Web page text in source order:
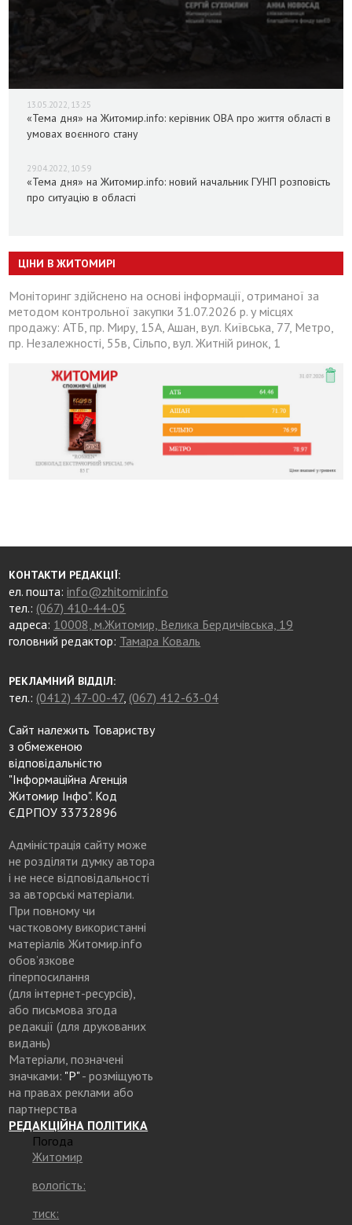
13.05.2022, 13:25
«Тема дня» на Житомир.info: керівник ОВА про життя області в
умовах воєнного стану
29.04.2022, 10:59
«Тема дня» на Житомир.info: новий начальник ГУНП розповість
про ситуацію в області
ЦІНИ В ЖИТОМИРІ
Моніторинг здійснено на основі інформації, отриманої за
методом контрольної закупки 31.07.2026 р. у місцях
продажу: АТБ, пр. Миру, 15А, Ашан, вул. Київська, 77, Метро,
пр. Незалежності, 55в, Сільпо, вул. Житній ринок, 1
КОНТАКТИ РЕДАКЦІЇ:
ел. пошта:info@zhitomir.info
тел.: (067) 410-44-05
адреса: 10008, м.Житомир, Велика Бердичівська, 19
головний редактор: Тамара Коваль
РЕКЛАМНИЙ ВІДДІЛ:
тел.: (0412) 47-00-47, (067) 412-63-04
Сайт належить Товариству
з обмеженою
відповідальністю
"Інформаційна Агенція
Житомир Інфо". Код
ЄДРПОУ 33732896
Адміністрація сайту може
не розділяти думку автора
і не несе відповідальності
за авторські матеріали.
При повному чи
частковому використанні
матеріалів Житомир.info
обов’язкове
гіперпосилання
(для інтернет-ресурсів),
або письмова згода
редакції (для друкованих
видань)
Матеріали, позначені
значками: "Р"- розміщують
на правах реклами або
партнерства
РЕДАКЦІЙНА ПОЛІТИКА
Погода
Житомир
вологість:
тиск: